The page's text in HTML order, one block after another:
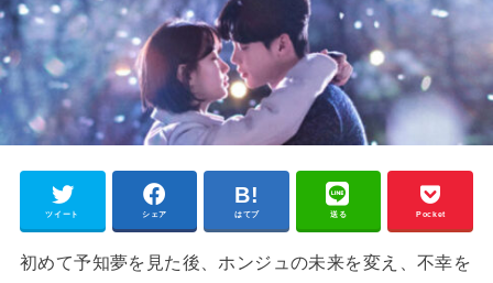
ツイート シェア はてブ 送る Pocket
初めて予知夢を見た後、ホンジュの未来を変え、不幸を